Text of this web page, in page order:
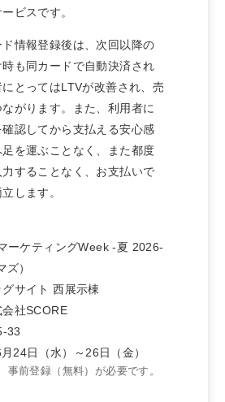
ビスです。
情報登録後は、次回以降の
も同カードで自動決済され
とってはLTVが改善され、売
がります。また、利用者に
認してから支払える安心感
を運ぶことなく、また都度
することなく、お支払いで
します。
ーケティングWeek -夏 2026-
ズ）
サイト 西展示棟
社SCORE
33
24日（水）～26日（金）
前登録（無料）が必要です。